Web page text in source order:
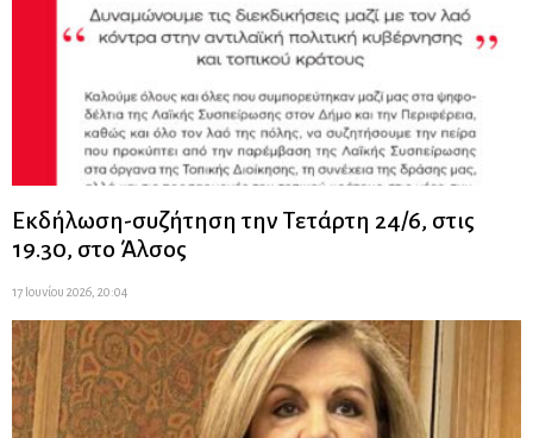
Εκδήλωση-συζήτηση την Τετάρτη 24/6, στις
19.30, στο Άλσος
17 Ιουνίου 2026, 20:04